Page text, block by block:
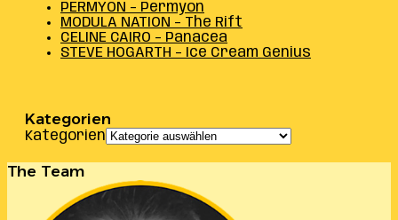
PERMYON – Permyon
MODULA NATION – The Rift
CELINE CAIRO – Panacea
STEVE HOGARTH – Ice Cream Genius
Kategorien
Kategorien
The Team